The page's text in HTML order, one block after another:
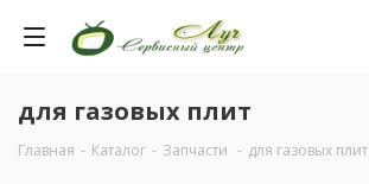
для газовых плит
Главная - Каталог - Запчасти - для газовых плит